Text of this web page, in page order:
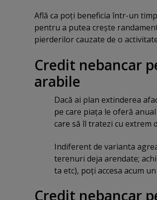
Află ca poţi beneficia într-un
pentru a putea creşte
pierderilor cauzate de o
Credit nebancar
arabile
Dacă ai plan extinderea
pe care piaţa le oferă
care să îl tratezi cu extrem
Indiferent de varianta
terenuri deja arendate;
ta etc), poţi accesa acum
Credit nebancar